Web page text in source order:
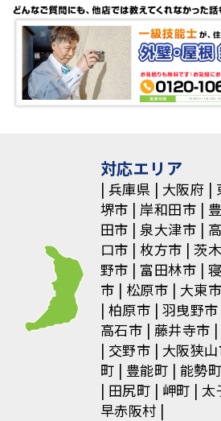
対応エリア
兵庫県 大阪府
堺市
岸和田市
田市
泉大津市
口市
枚方市 茨
野市
富田林市
市
松原市 大東市
柏原市 羽曳野市
高石市
藤井寺市
交野市
大阪狭
町
豊能町 能勢町
田尻町
岬町 太
早赤阪村